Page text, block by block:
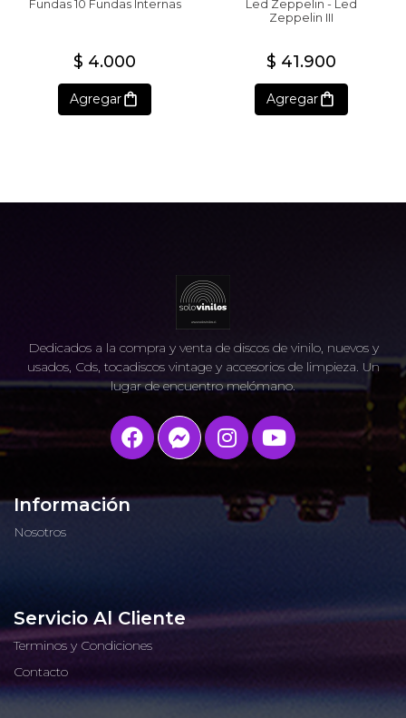
Fundas 10 Fundas Internas
$ 4.000
Agregar
Led Zeppelin - Led
Zeppelin III
$ 41.900
Agregar
Dedicados a la compra y venta de discos de vinilo, nuevos y
usados, Cds, tocadiscos vintage y accesorios de limpieza. Un
lugar de encuentro melómano.
Información
Nosotros
Servicio Al Cliente
Terminos y Condiciones
Contacto